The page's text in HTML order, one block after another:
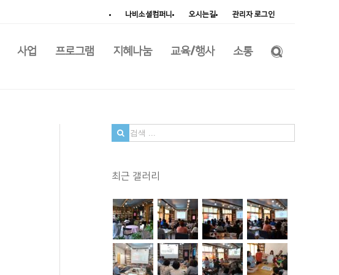
나비소셜컴퍼니 오시는길 관리자 로그인
사업 프로그램 지혜나눔 교육/행사 소통
검
최근 갤러리